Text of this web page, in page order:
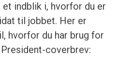
et indblik i, hvorfor du er
til jobbet. Her er
hvorfor du har brug for
coverbrev: